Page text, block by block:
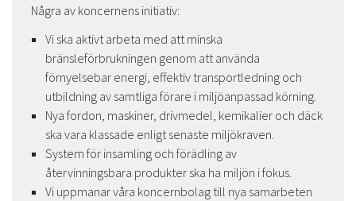
Några av koncernens initiativ:
Vi ska aktivt arbeta med att minska
bränsleförbrukningen genom att använda
förnyelsebar energi, effektiv transportledning och
utbildning av samtliga förare i miljöanpassad körning.
Nya fordon, maskiner, drivmedel, kemikalier och däck
ska vara klassade enligt senaste miljökraven.
System för insamling och förädling av
återvinningsbara produkter ska ha miljön i fokus.
Vi uppmanar våra koncernbolag till nya samarbeten